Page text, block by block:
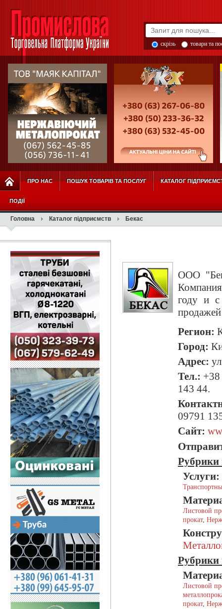
скрізь товари та
ПРО НАС ПОШУК ТОВАРІВ ТА ПОСЛУГ КАТАЛОГ
ПОДІЇ
Головна Каталог підприємств Бекас
ООО
году и с
продажей
Регион:
Город:
Адрес:
Тел.:
143 44.
09791
Сайт:
Рубрики
Услуги:
Листовой
прокат,
Рубрики
Листовой
прокат,